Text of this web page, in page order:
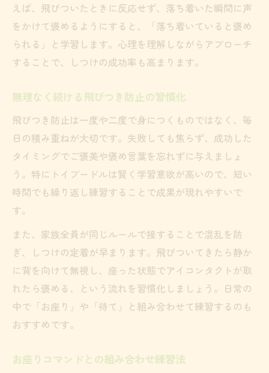
えば、飛びついたときに反応せず、落ち着いた瞬間に声
をかけて褒めるようにすると、「落ち着いていると褒め
られる」と学習します。心理を理解しながらアプローチ
することで、しつけの成功率も高まります。
無理なく続ける飛びつき防止の習慣化
飛びつき防止は一度や二度で身につくものではなく、毎
日の積み重ねが大切です。失敗しても焦らず、成功した
タイミングでご褒美や褒め言葉を忘れずに与えましょ
う。特にトイプードルは賢く学習意欲が高いので、短い
時間でも繰り返し練習することで成果が現れやすいで
す。
また、家族全員が同じルールで接することで混乱を防
ぎ、しつけの定着が早まります。飛びついてきたら静か
に背を向けて無視し、座った状態でアイコンタクトが取
れたら褒める、という流れを習慣化しましょう。日常の
中で「お座り」や「待て」と組み合わせて練習するのも
おすすめです。
お座りコマンドとの組み合わせ練習法